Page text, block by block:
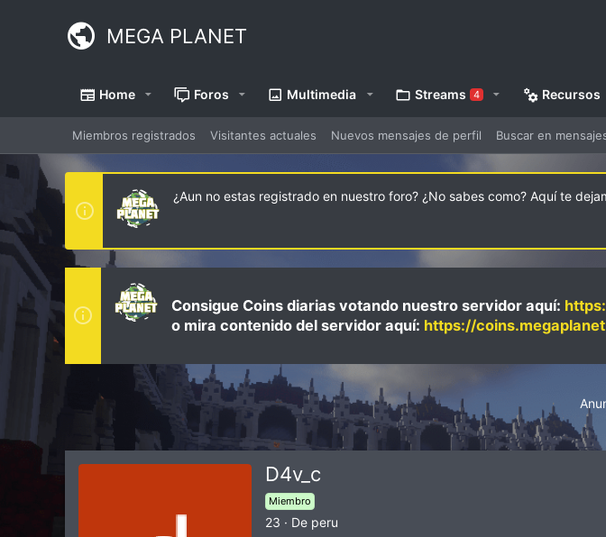
MEGA PLANET
Home Foros Multimedia Streams 4 Recursos
Miembros registrados Visitantes actuales Nuevos mensajes de perfil Buscar en
¿Aun no estas registrado en nuestro foro? ¿No sabes como? Aquí te
Consigue Coins diarias votando nuestro servidor aquí:
o mira contenido del servidor aquí: https://
D4v_c
Miembro
23 · De peru